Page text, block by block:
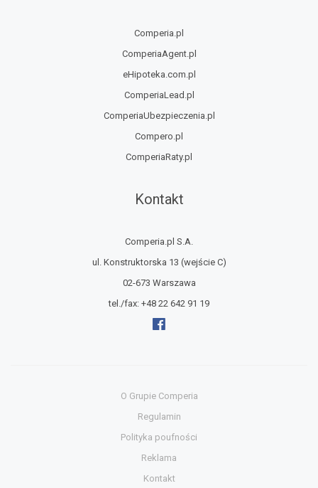
Comperia.pl
ComperiaAgent.pl
eHipoteka.com.pl
ComperiaLead.pl
ComperiaUbezpieczenia.pl
Compero.pl
ComperiaRaty.pl
Kontakt
Comperia.pl S.A.
ul. Konstruktorska 13 (wejście C)
02-673 Warszawa
tel./fax: +48 22 642 91 19
O Grupie Comperia
Regulamin
Polityka poufności
Reklama
Kontakt